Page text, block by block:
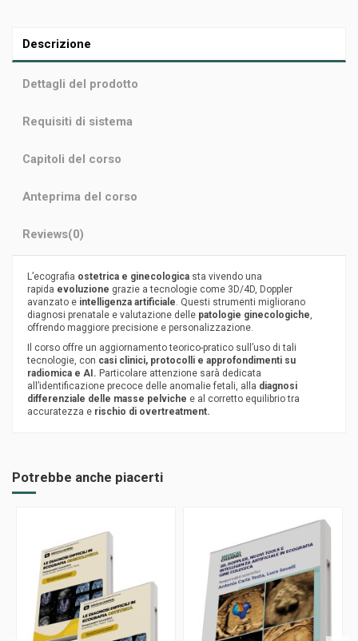
Descrizione
Dettagli del prodotto
Requisiti di sistema
Capitoli del corso
Anteprima del corso
Reviews(0)
L’ecografia ostetrica e ginecologica sta vivendo una
rapida evoluzione grazie a tecnologie come 3D/4D, Doppler
avanzato e intelligenza artificiale . Questi strumenti migliorano
diagnosi prenatale e valutazione delle patologie ginecologiche
offrendo maggiore precisione e personalizzazione.
Il corso offre un aggiornamento teorico-pratico sull’uso di tali
tecnologie, con casi clinici, protocolli e approfondimenti su
radiomica e AI. Particolare attenzione sarà dedicata
all’identificazione precoce delle anomalie fetali, alla diagnosi
differenziale delle masse pelviche e al corretto equilibrio tra
accuratezza e rischio di overtreatment.
Potrebbe anche piacerti